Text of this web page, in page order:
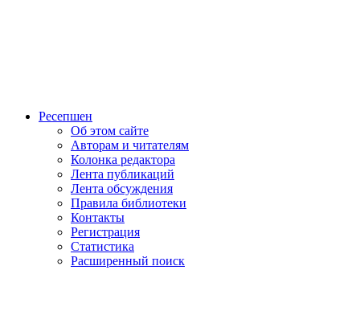
Ресепшен
Об этом сайте
Авторам и читателям
Колонка редактора
Лента публикаций
Лента обсуждения
Правила библиотеки
Контакты
Регистрация
Статистика
Расширенный поиск